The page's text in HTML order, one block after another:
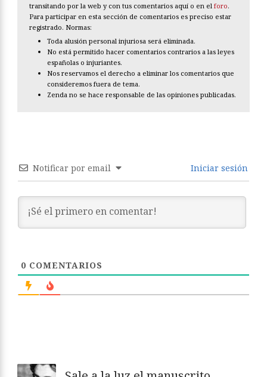
transitando por la web y con tus comentarios aquí o en el foro.
Para participar en esta sección de comentarios es preciso estar
registrado. Normas:
Toda alusión personal injuriosa será eliminada.
No está permitido hacer comentarios contrarios a las leyes
españolas o injuriantes.
Nos reservamos el derecho a eliminar los comentarios que
consideremos fuera de tema.
Zenda no se hace responsable de las opiniones publicadas.
Notificar por email Iniciar sesión
0 COMENTARIOS